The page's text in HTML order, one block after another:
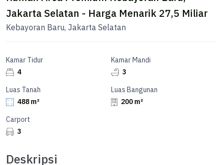
Jakarta Selatan - Harga Menarik 27,5 Miliar
Kebayoran Baru, Jakarta Selatan
Kamar Tidur
4
Kamar Mandi
3
Luas Tanah
488 m²
Luas Bangunan
200 m²
Carport
3
Deskripsi